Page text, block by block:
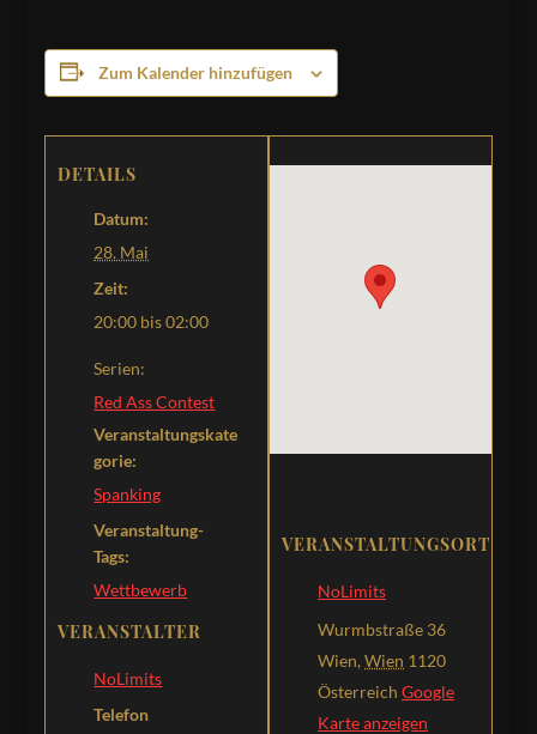
Zum Kalender hinzufügen
DETAILS
Datum:
28. Mai
Zeit:
20:00 bis 02:00
Serien:
Red Ass Contest
Veranstaltungskate
gorie:
Spanking
Veranstaltung-
Tags:
Wettbewerb
VERANSTALTER
NoLimits
Telefon
VERANSTALTUNGSORT
NoLimits
Wurmbstraße 36
Wien, Wien 1120
Österreich Google
Karte anzeigen